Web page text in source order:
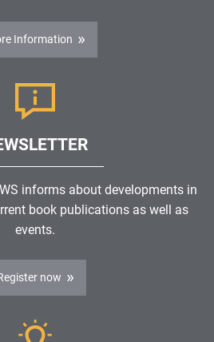
Information
informs about developments in
book publications as well as
events.
now